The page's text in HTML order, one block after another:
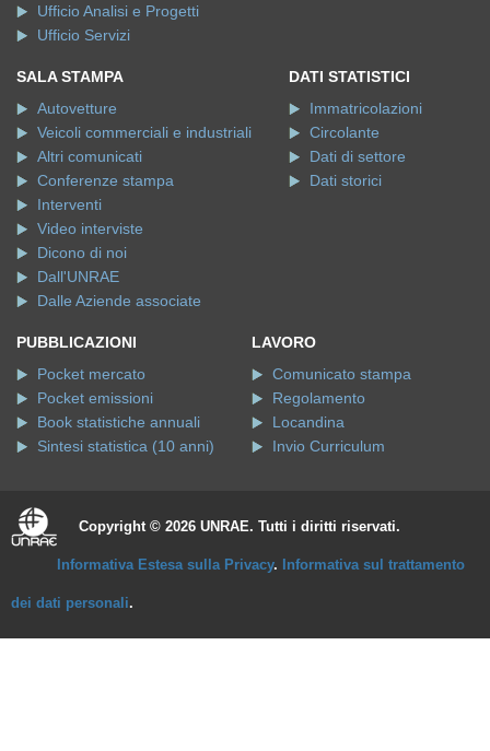
Ufficio Analisi e Progetti
Ufficio Servizi
SALA STAMPA
Autovetture
Veicoli commerciali e industriali
Altri comunicati
Conferenze stampa
Interventi
Video interviste
Dicono di noi
Dall'UNRAE
Dalle Aziende associate
DATI STATISTICI
Immatricolazioni
Circolante
Dati di settore
Dati storici
PUBBLICAZIONI
Pocket mercato
Pocket emissioni
Book statistiche annuali
Sintesi statistica (10 anni)
LAVORO
Comunicato stampa
Regolamento
Locandina
Invio Curriculum
Copyright © 2026 UNRAE. Tutti i diritti riservati.
Informativa Estesa sulla Privacy. Informativa sul trattamento
dei dati personali.